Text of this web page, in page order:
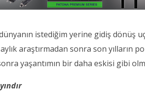
istediğim yerine gidiş dönüş
aylık araştırmadan sonra son yılların
yaşantımın bir daha eskisi gibi